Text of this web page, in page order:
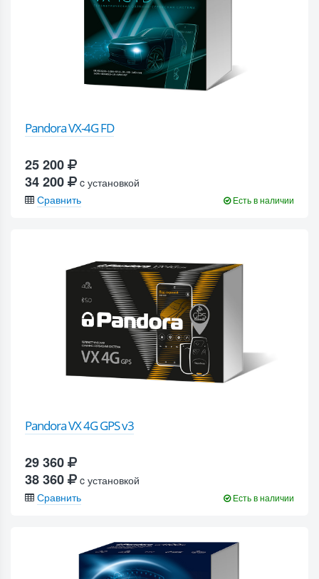
Pandora VX-4G FD
25 200
34 200
c установкой
Сравнить
Есть в наличии
Pandora VX 4G GPS v3
29 360
38 360
c установкой
Сравнить
Есть в наличии